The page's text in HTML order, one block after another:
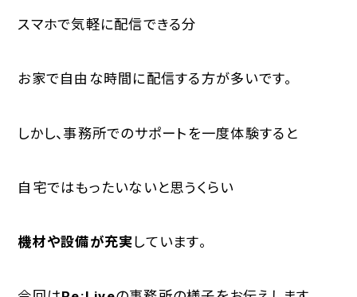
スマホで気軽に配信できる分
お家で自由な時間に配信する方が多いです。
しかし、事務所でのサポートを一度体験すると
自宅ではもったいないと思うくらい
機材や設備が充実 しています。